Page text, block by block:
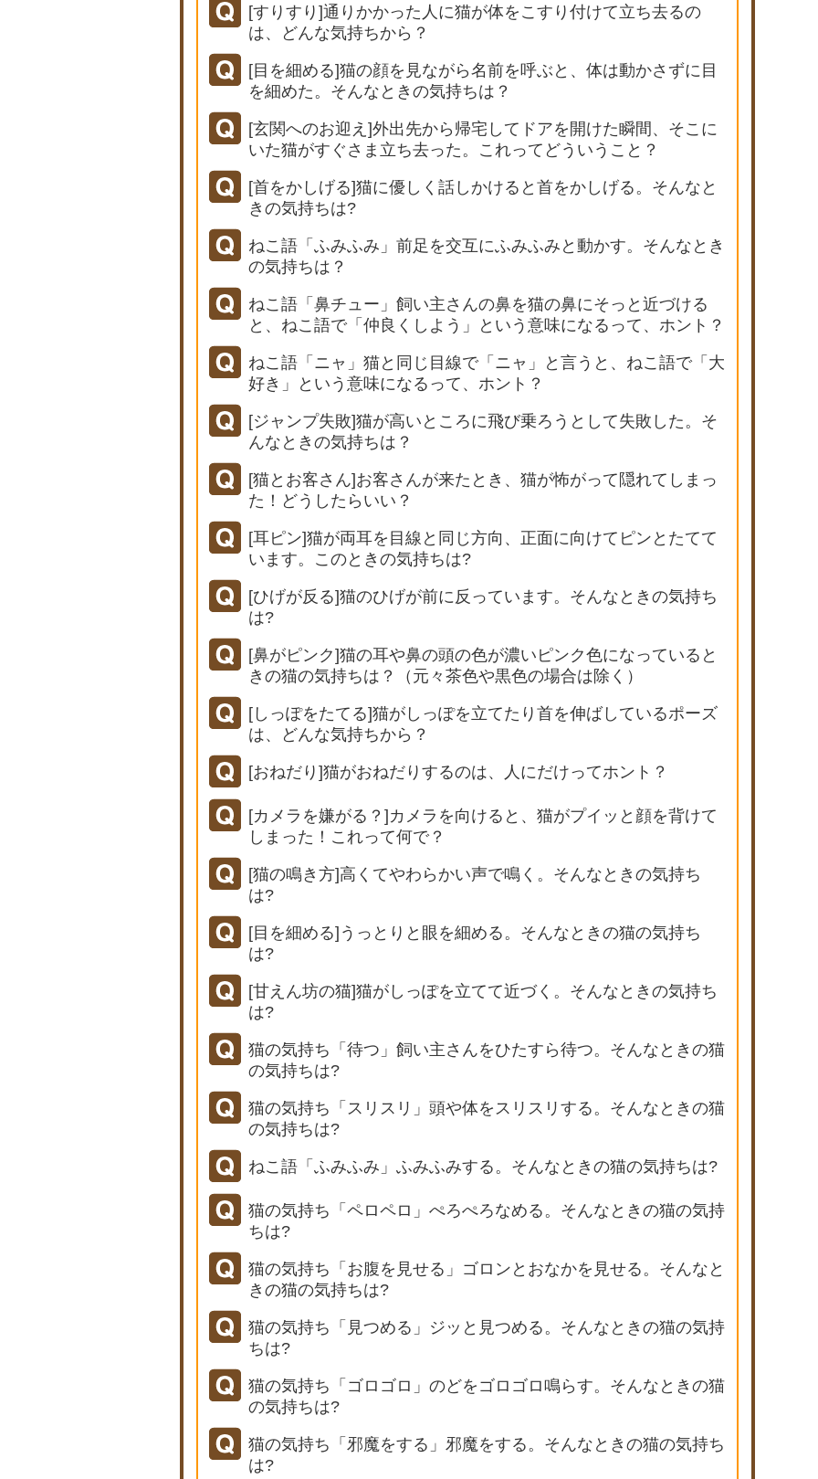
[すりすり]通りかかった人に猫が体をこすり付けて立ち去るの
は、どんな気持ちから？
[目を細める]猫の顔を見ながら名前を呼ぶと、体は動かさずに目
を細めた。そんなときの気持ちは？
[玄関へのお迎え]外出先から帰宅してドアを開けた瞬間、そこに
いた猫がすぐさま立ち去った。これってどういうこと？
[首をかしげる]猫に優しく話しかけると首をかしげる。そんなと
きの気持ちは?
ねこ語「ふみふみ」前足を交互にふみふみと動かす。そんなとき
の気持ちは？
ねこ語「鼻チュー」飼い主さんの鼻を猫の鼻にそっと近づける
と、ねこ語で「仲良くしよう」という意味になるって、ホント？
ねこ語「ニャ」猫と同じ目線で「ニャ」と言うと、ねこ語で「大
好き」という意味になるって、ホント？
[ジャンプ失敗]猫が高いところに飛び乗ろうとして失敗した。そ
んなときの気持ちは？
[猫とお客さん]お客さんが来たとき、猫が怖がって隠れてしまっ
た！どうしたらいい？
[耳ピン]猫が両耳を目線と同じ方向、正面に向けてピンとたてて
います。このときの気持ちは?
[ひげが反る]猫のひげが前に反っています。そんなときの気持ち
は?
[鼻がピンク]猫の耳や鼻の頭の色が濃いピンク色になっていると
きの猫の気持ちは？（元々茶色や黒色の場合は除く）
[しっぽをたてる]猫がしっぽを立てたり首を伸ばしているポーズ
は、どんな気持ちから？
[おねだり]猫がおねだりするのは、人にだけってホント？
[カメラを嫌がる？]カメラを向けると、猫がプイッと顔を背けて
しまった！これって何で？
[猫の鳴き方]高くてやわらかい声で鳴く。そんなときの気持ち
は?
[目を細める]うっとりと眼を細める。そんなときの猫の気持ち
は?
[甘えん坊の猫]猫がしっぽを立てて近づく。そんなときの気持ち
は?
猫の気持ち「待つ」飼い主さんをひたすら待つ。そんなときの猫
の気持ちは?
猫の気持ち「スリスリ」頭や体をスリスリする。そんなときの猫
の気持ちは?
ねこ語「ふみふみ」ふみふみする。そんなときの猫の気持ちは?
猫の気持ち「ペロペロ」ぺろぺろなめる。そんなときの猫の気持
ちは?
猫の気持ち「お腹を見せる」ゴロンとおなかを見せる。そんなと
きの猫の気持ちは?
猫の気持ち「見つめる」ジッと見つめる。そんなときの猫の気持
ちは?
猫の気持ち「ゴロゴロ」のどをゴロゴロ鳴らす。そんなときの猫
の気持ちは?
猫の気持ち「邪魔をする」邪魔をする。そんなときの猫の気持ち
は?